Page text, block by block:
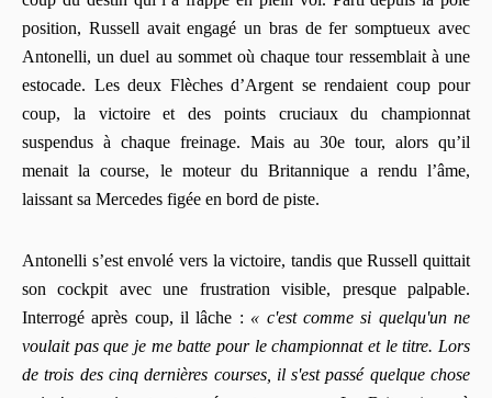
position, Russell avait engagé un bras de fer somptueux avec
Antonelli, un duel au sommet où chaque tour ressemblait à une
estocade. Les deux Flèches d’Argent se rendaient coup pour
coup, la victoire et des points cruciaux du championnat
suspendus à chaque freinage. Mais au 30e tour, alors qu’il
menait la course, le moteur du Britannique a rendu l’âme,
laissant sa Mercedes figée en bord de piste.
Antonelli s’est envolé vers la victoire, tandis que Russell quittait
son cockpit avec une frustration visible, presque palpable.
Interrogé après coup, il lâche : « c'est comme si quelqu'un ne
voulait pas que je me batte pour le championnat et le titre. Lors
de trois des cinq dernières courses, il s'est passé quelque chose